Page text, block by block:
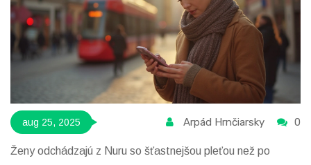
aug 25, 2025 Arpád Hrnčiarsky 0
Ženy odchádzajú z Nuru so šťastnejšou pleťou než po